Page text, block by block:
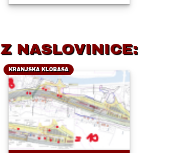
Z NASLOVINICE:
KRANJSKA KLOBASA